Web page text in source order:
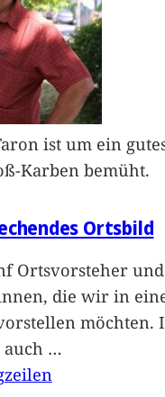
ist um ein
Karben bemüht.
Ortsbild
Ortsvorsteher
die wir in
möchten.
…